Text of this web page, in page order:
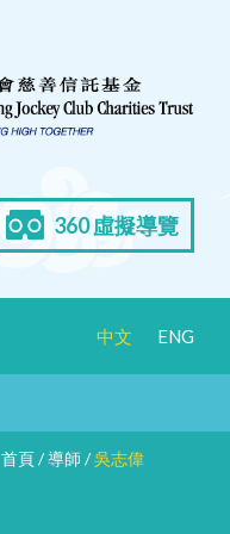
360 虛擬導覽
中文 ENG
首頁/導師 /吳志偉